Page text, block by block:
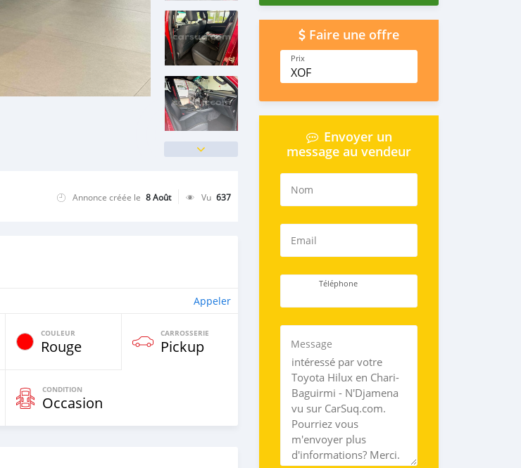
Annonce créée le 8 Août Vu 637
Appeler
COULEUR
Rouge
CARROSSERIE
Pickup
CONDITION
Occasion
Faire une offre
Prix
XOF
Envoyer un
message au vendeur
Nom
Email
Téléphone
Message